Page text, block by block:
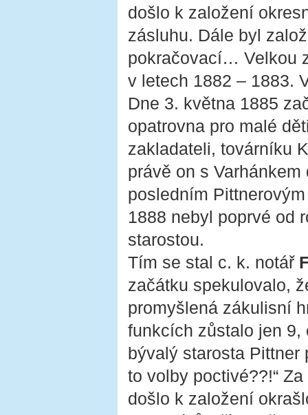
došlo k založení
zásluhu. Dále byl
pokračovací… Velkou
v letech 1882 – 1883.
Dne 3. května 1885
opatrovna pro malé
zakladateli, továrníku
právě on s
posledním
1888 nebyl poprvé od
starostou.
Tím se stal c. k. notář
začátku spekulovalo,
promyšlená zákulisní
funkcích zůstalo jen
bývalý starosta Pittner
to volby poctivé??!“
došlo k založení